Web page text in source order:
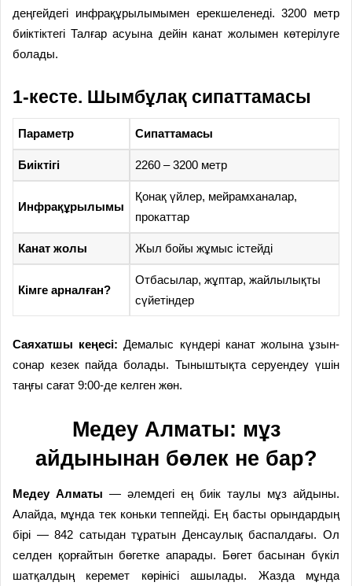
деңгейдегі инфрақұрылымымен ерекшеленеді. 3200 метр
биіктіктегі Талғар асуына дейін канат жолымен көтерілуге
болады.
1-кесте. Шымбұлақ сипаттамасы
Параметр Сипаттамасы
Биіктігі 2260 – 3200 метр
Инфрақұрылымы
Қонақ үйлер, мейрамханалар,
прокаттар
Канат жолы Жыл бойы жұмыс істейді
Кімге арналған?
Отбасылар, жұптар, жайлылықты
сүйетіндер
Саяхатшы кеңесі: Демалыс күндері канат жолына ұзын-
сонар кезек пайда болады. Тыныштықта серуендеу үшін
таңғы сағат 9:00-де келген жөн.
Медеу Алматы: мұз
айдынынан бөлек не бар?
Медеу Алматы — әлемдегі ең биік таулы мұз айдыны.
Алайда, мұнда тек коньки теппейді. Ең басты орындардың
бірі — 842 сатыдан тұратын Денсаулық баспалдағы. Ол
селден қорғайтын бөгетке апарады. Бөгет басынан бүкіл
шатқалдың керемет көрінісі ашылады. Жазда мұнда